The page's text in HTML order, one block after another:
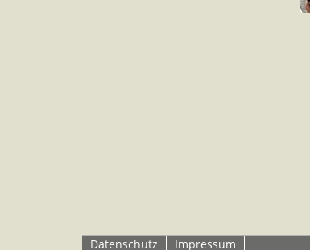
Datenschutz Impressum